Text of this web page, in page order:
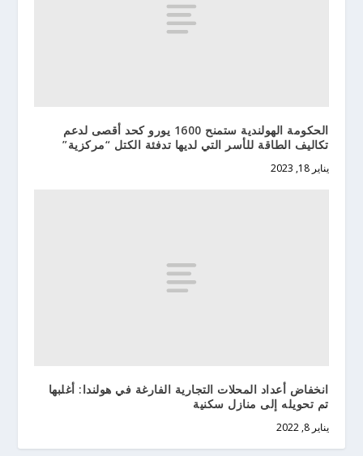
الحكومة الهولندية ستمنح 1600 يورو كحد أقصى لدعم
تكاليف الطاقة للأسر التي لديها تدفئة الكتل “مركزية”
يناير 18, 2023
انخفاض أعداد المحلات التجارية الفارغة في هولندا: أغلبها
تم تحويله إلى منازل سكنية
يناير 8, 2022